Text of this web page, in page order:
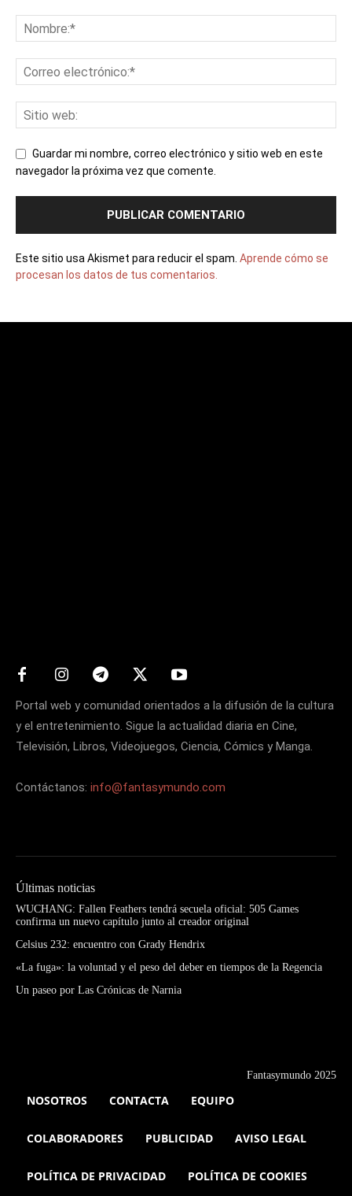
Guardar mi nombre, correo electrónico y sitio web en este
navegador la próxima vez que comente.
Este sitio usa Akismet para reducir el spam. Aprende cómo se
procesan los datos de tus comentarios.
Portal web y comunidad orientados a la difusión de la cultura
y el entretenimiento. Sigue la actualidad diaria en Cine,
Televisión, Libros, Videojuegos, Ciencia, Cómics y Manga.
Contáctanos: info@fantasymundo.com
Últimas noticias
WUCHANG: Fallen Feathers tendrá secuela oficial: 505 Games
confirma un nuevo capítulo junto al creador original
Celsius 232: encuentro con Grady Hendrix
«La fuga»: la voluntad y el peso del deber en tiempos de la Regencia
Un paseo por Las Crónicas de Narnia
Fantasymundo 2025
NOSOTROS CONTACTA EQUIPO
COLABORADORES PUBLICIDAD AVISO LEGAL
POLÍTICA DE PRIVACIDAD POLÍTICA DE COOKIES